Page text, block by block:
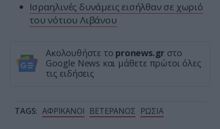
Ισραηλινές δυνάμεις εισήλθαν σε χωριό
του νότιου Λιβάνου
Ακολουθήστε το pronews.gr στο
Google News και μάθετε πρώτοι όλες
τις ειδήσεις
TAGS: ΑΦΡΙΚΑΝΟΙ ΒΕΤΕΡΑΝΟΣ ΡΩΣΙΑ